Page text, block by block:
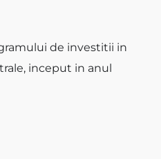
de investitii in
inceput in anul